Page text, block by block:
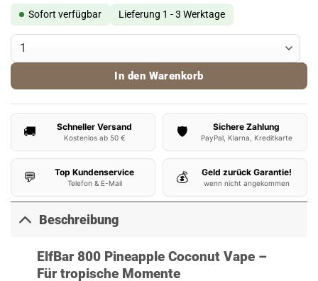
Sofort verfügbar Lieferung 1 - 3 Werktage
ElfBar 800 Vape Pineapple Coconut Menge
In den Warenkorb
🚚 Schneller Versand
Kostenlos ab 50 € 🛡️ Sichere Zahlung
PayPal, Klarna, Kreditkarte
💬 Top Kundenservice
Telefon & E-Mail 💰 Geld zurück Garantie!
wenn nicht angekommen
Beschreibung
ElfBar 800 Pineapple Coconut Vape –
Für tropische Momente